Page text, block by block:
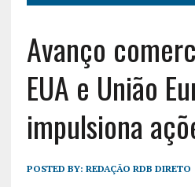
Avanço
EUA e União
impulsiona
POSTED BY: REDAÇÃO RDB DIRETO